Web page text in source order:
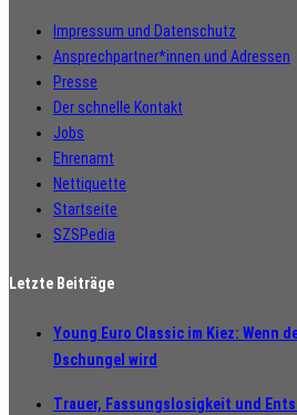
Impressum und Datenschutz
Ansprechpartner*innen und Adressen
Presse
Der schnelle Kontakt
Jobs
Ehrenamt
Nettiquette
Startseite
SZSPedia
Letzte Beiträge
Young Euro Classic im Kiez: Wenn
Dschungel wird
Trauer, Fassungslosigkeit und